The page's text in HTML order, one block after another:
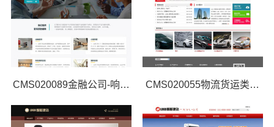
CMS020089金融公司-响应式 CMS020055物流货运类网站